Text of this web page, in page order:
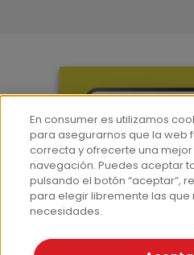
Corpus
© Fundación
En consumer.es utilizamos
para asegurarnos que la web
correcta y ofrecerte una
navegación. Puedes aceptar
pulsando el botón “aceptar”,
para elegir libremente las que
necesidades.